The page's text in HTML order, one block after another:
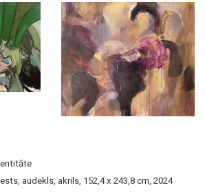
audekls, akrils, 152,4 x 243,8 cm, 2024